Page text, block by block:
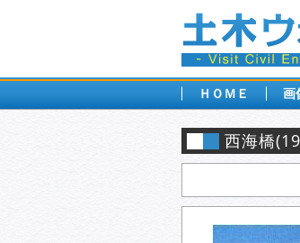
ＨＯＭＥ 画
西海橋